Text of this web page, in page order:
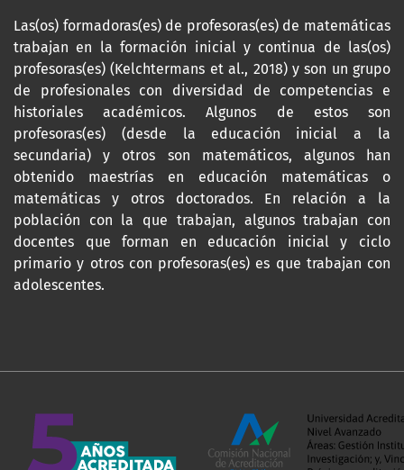
Las(os) formadoras(es) de profesoras(es) de matemáticas
trabajan en la formación inicial y continua de las(os)
profesoras(es) (Kelchtermans et al., 2018) y son un grupo
de profesionales con diversidad de competencias e
historiales académicos. Algunos de estos son
profesoras(es) (desde la educación inicial a la
secundaria) y otros son matemáticos, algunos han
obtenido maestrías en educación matemáticas o
matemáticas y otros doctorados. En relación a la
población con la que trabajan, algunos trabajan con
docentes que forman en educación inicial y ciclo
primario y otros con profesoras(es) es que trabajan con
adolescentes.